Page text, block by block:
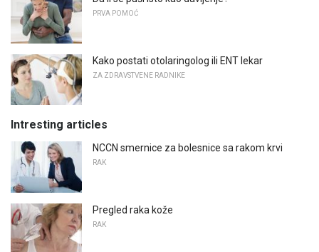
PRVA POMOĆ
Kako postati otolaringolog ili ENT lekar
ZA ZDRAVSTVENE RADNIKE
Intresting articles
NCCN smernice za bolesnice sa rakom krvi
RAK
Pregled raka kože
RAK